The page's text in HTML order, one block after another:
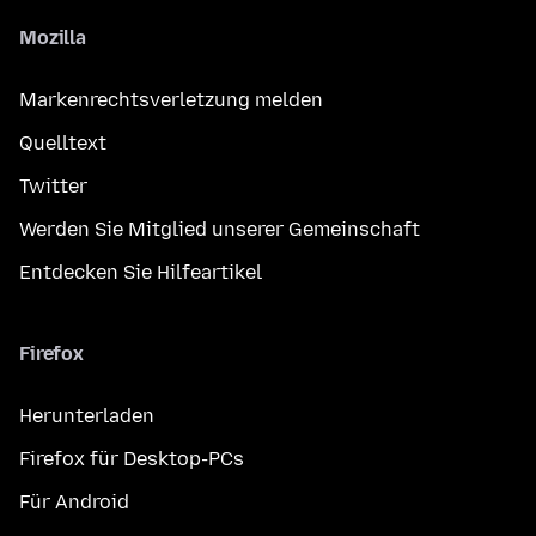
Mozilla
Markenrechtsverletzung melden
Quelltext
Twitter
Werden Sie Mitglied unserer Gemeinschaft
Entdecken Sie Hilfeartikel
Firefox
Herunterladen
Firefox für Desktop-PCs
Für Android